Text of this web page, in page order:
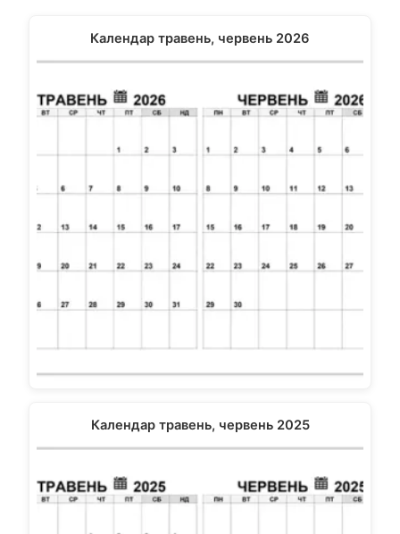
Календар травень, червень 2026
Календар травень, червень 2025